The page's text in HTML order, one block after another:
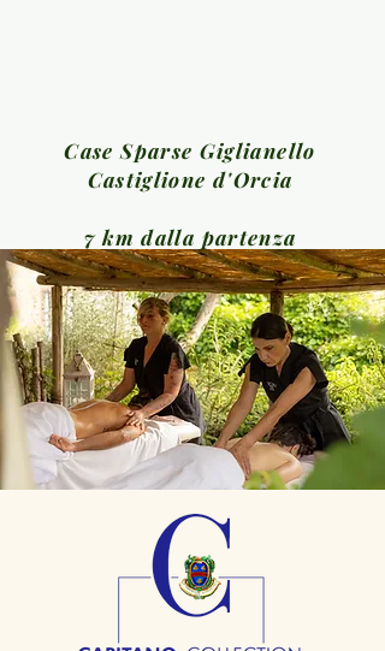
Case Sparse Giglianello
Castiglione d'Orcia
7 km dalla partenza
scopri l'offerta